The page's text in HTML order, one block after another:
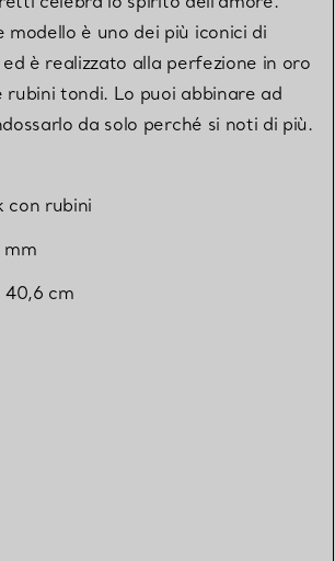
modello è uno dei più iconici di
è realizzato alla perfezione in oro
rubini tondi. Lo puoi abbinare ad
da solo perché si noti di più.
con rubini
mm
40,6 cm